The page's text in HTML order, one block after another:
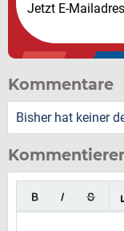
Jetzt E-
Kommentare
Bisher hat keiner